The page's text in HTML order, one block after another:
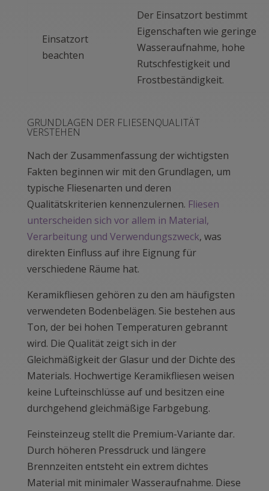
Einsatzort
beachten
Der Einsatzort bestimmt
Eigenschaften wie geringe
Wasseraufnahme, hohe
Rutschfestigkeit und
Frostbeständigkeit.
GRUNDLAGEN DER FLIESENQUALITÄT
VERSTEHEN
Nach der Zusammenfassung der wichtigsten
Fakten beginnen wir mit den Grundlagen, um
typische Fliesenarten und deren
Qualitätskriterien kennenzulernen. Fliesen
unterscheiden sich vor allem in Material,
Verarbeitung und Verwendungszweck, was
direkten Einfluss auf ihre Eignung für
verschiedene Räume hat.
Keramikfliesen gehören zu den am häufigsten
verwendeten Bodenbelägen. Sie bestehen aus
Ton, der bei hohen Temperaturen gebrannt
wird. Die Qualität zeigt sich in der
Gleichmäßigkeit der Glasur und der Dichte des
Materials. Hochwertige Keramikfliesen weisen
keine Lufteinschlüsse auf und besitzen eine
durchgehend gleichmäßige Farbgebung.
Feinsteinzeug stellt die Premium-Variante dar.
Durch höheren Pressdruck und längere
Brennzeiten entsteht ein extrem dichtes
Material mit minimaler Wasseraufnahme. Diese